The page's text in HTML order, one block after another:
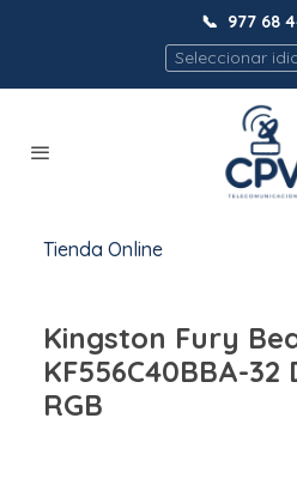
📞 977 68
Seleccionar
Tienda Online
Kingston Fury
KF556C40BBA-32
RGB